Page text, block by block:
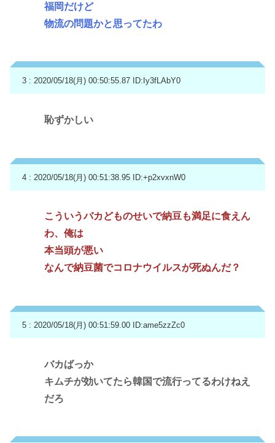
福岡だけど
物流の問題かと思ってたわ
3 : 2020/05/18(月) 00:50:55.87 ID:Iy3fLAbY0
恥ずかしい
4 : 2020/05/18(月) 00:51:38.95 ID:+p2xvxnW0
こういうバカどものせいで納豆も満足に食えん
わ、俺は
本当頭が悪い
なんで納豆菌でコロナウイルスが死ぬんだ？
5 : 2020/05/18(月) 00:51:59.00 ID:ame5zzZc0
バカばっか
キムチが効いてたら韓国で流行ってるわけねえ
だろ